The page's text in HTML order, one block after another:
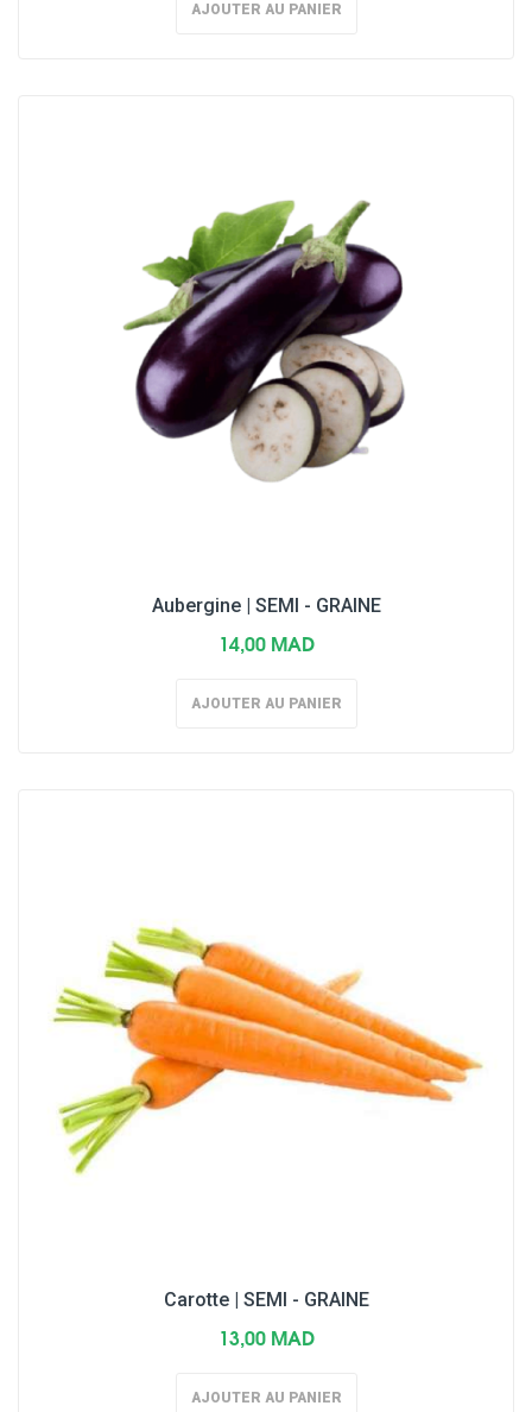
AJOUTER AU PANIER
Aubergine | SEMI - GRAINE
14,00 MAD
AJOUTER AU PANIER
Carotte | SEMI - GRAINE
13,00 MAD
AJOUTER AU PANIER